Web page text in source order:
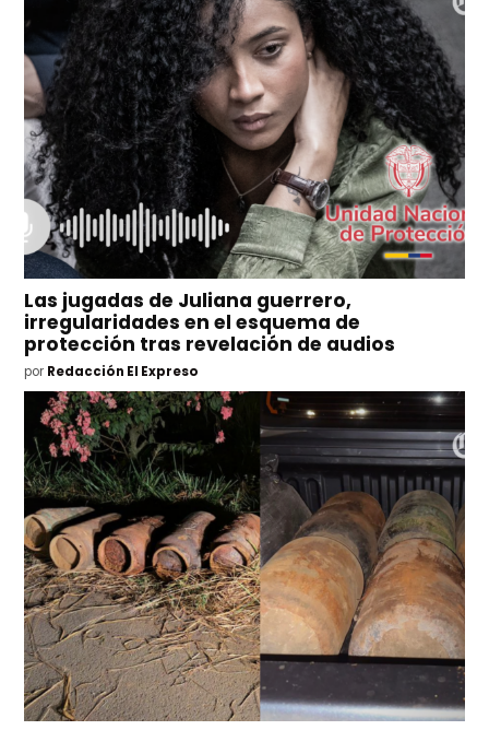
Las jugadas de Juliana guerrero,
irregularidades en el esquema de
protección tras revelación de audios
por Redacción El Expreso